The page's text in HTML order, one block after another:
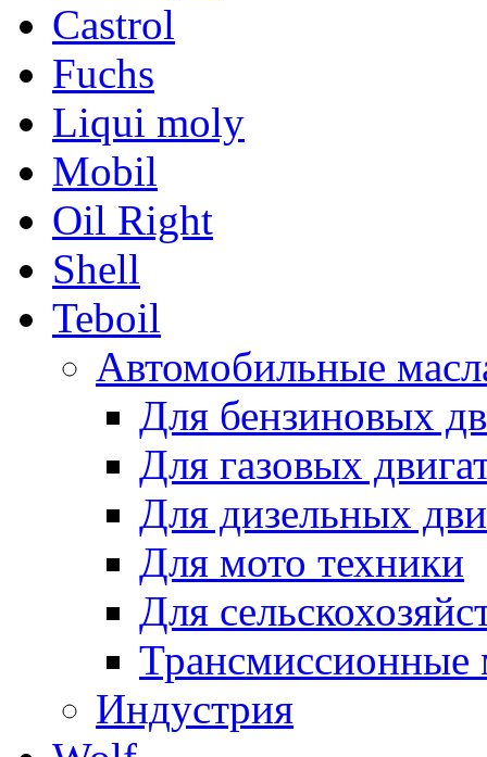
Castrol
Fuchs
Liqui moly
Mobil
Oil Right
Shell
Teboil
Автомобильные
Для бензиновых
Для газовых
Для дизельных
Для мото техники
Для
Трансмиссионные
Индустрия